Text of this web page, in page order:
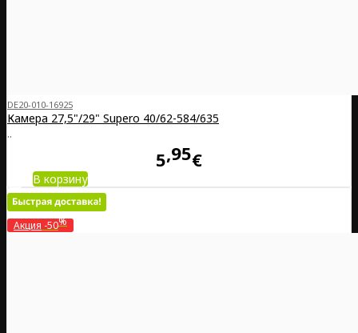
DE20-010-16925
Камера 27,5"/29" Supero 40/62-584/635
..
5 95€
В корзину
Акция -50%